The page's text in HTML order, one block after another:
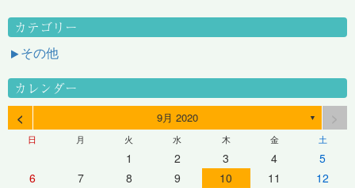
カテゴリー
その他
カレンダー
< 9月 2020 ▼
日 月 火 水 木 金 土
1 2 3 4
5
6
7 8 9 10 11
12